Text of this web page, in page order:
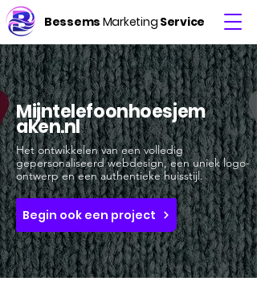
Bessems Marketing Service
Mijntelefoonhoesjem
aken.nl
Het ontwikkelen van een volledig
gepersonaliseerd webdesign, een uniek logo-
ontwerp en een authentieke huisstijl.
Begin ook een project